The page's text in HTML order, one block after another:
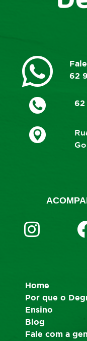
62
62
Home
Por que o
Ensino
Blog
Fale com a